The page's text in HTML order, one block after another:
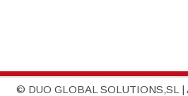
© DUO GLOBAL SOLUTIONS,SL |